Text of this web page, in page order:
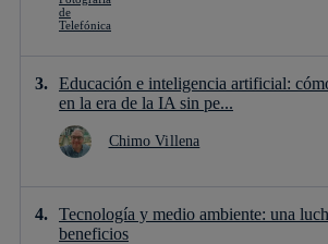
Educación e inteligencia artificial:
en la era de la IA sin pe...
Chimo Villena
Tecnología y medio ambiente: una
beneficios